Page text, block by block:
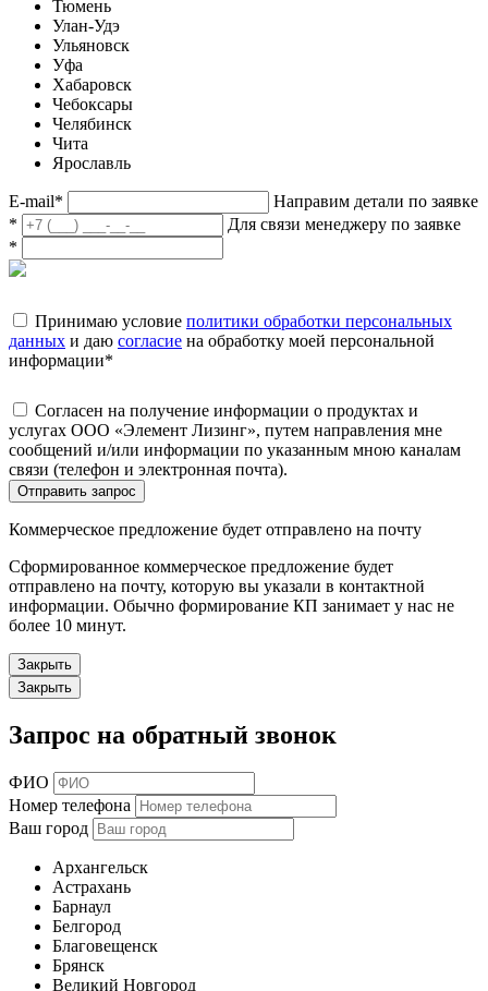
Тюмень
Улан-Удэ
Ульяновск
Уфа
Хабаровск
Чебоксары
Челябинск
Чита
Ярославль
E-mail*
Направим детали по заявке
*
Для связи менеджеру по заявке
*
Принимаю условие политики обработки персональных
данных и даю согласие на обработку моей персональной
информации*
Согласен на получение информации о продуктах и
услугах ООО «Элемент Лизинг», путем направления мне
сообщений и/или информации по указанным мною каналам
связи (телефон и электронная почта).
Отправить запрос
Коммерческое предложение будет отправлено на почту
Сформированное коммерческое предложение будет
отправлено на почту, которую вы указали в контактной
информации. Обычно формирование КП занимает у нас не
более 10 минут.
Закрыть
Закрыть
Запрос на обратный звонок
ФИО
Номер телефона
Ваш город
Архангельск
Астрахань
Барнаул
Белгород
Благовещенск
Брянск
Великий Новгород